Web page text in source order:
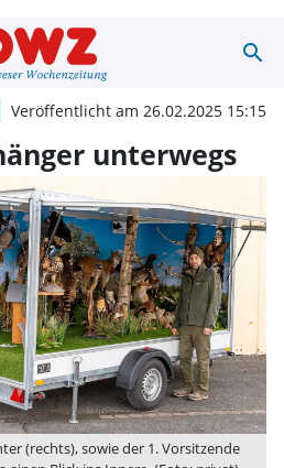
NABU mit search
Veröffentlicht am 26.02.2025 15:15
unterwegs
(rechts), sowie der 1. Vorsitzende